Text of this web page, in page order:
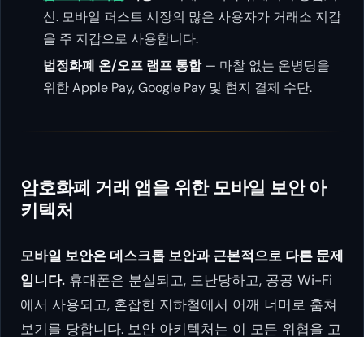
신. 모바일 퍼스트 시장의 많은 사용자가 거래소 지갑
을 주 지갑으로 사용합니다.
법정화폐 온/오프 램프 통합— 마찰 없는 온병딩을
위한 Apple Pay, Google Pay 및 현지 결제 수단.
암호화폐 거래 앱을 위한 모바일 보안 아
키텍처
모바일 보안은 데스크톱 보안과 근본적으로 다른 문제
입니다. 휴대폰은 분실되고, 도난당하고, 공공 Wi-Fi
에서 사용되고, 혼잡한 지하철에서 어깨 너머로 훔쳐
보기를 당합니다. 보안 아키텍처는 이 모든 위협을 고